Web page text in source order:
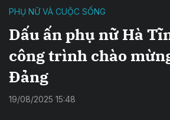
PHỤ NỮ VÀ CUỘC SỐNG
Dấu ấn phụ nữ Hà
công trình chào
Đảng
19/08/2025 15:48